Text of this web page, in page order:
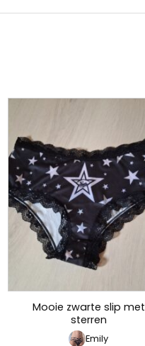
Mooie zwarte slip met
sterren
Emily